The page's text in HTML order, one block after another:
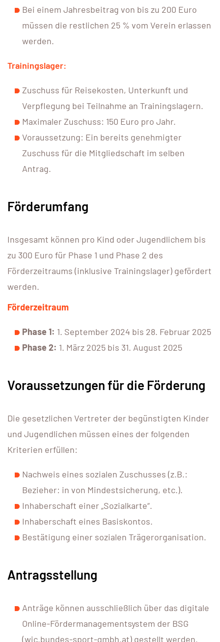
Bei einem Jahresbeitrag von bis zu 200 Euro
müssen die restlichen 25 % vom Verein erlassen
werden.
Trainingslager:
Zuschuss für Reisekosten, Unterkunft und
Verpflegung bei Teilnahme an Trainingslagern.
Maximaler Zuschuss: 150 Euro pro Jahr.
Voraussetzung: Ein bereits genehmigter
Zuschuss für die Mitgliedschaft im selben
Antrag.
Förderumfang
Insgesamt können pro Kind oder Jugendlichem bis
zu 300 Euro für Phase 1 und Phase 2 des
Förderzeitraums (inklusive Trainingslager) gefördert
werden.
Förderzeitraum
Phase 1: 1. September 2024 bis 28. Februar 2025
Phase 2: 1. März 2025 bis 31. August 2025
Voraussetzungen für die Förderung
Die gesetzlichen Vertreter der begünstigten Kinder
und Jugendlichen müssen eines der folgenden
Kriterien erfüllen:
Nachweis eines sozialen Zuschusses (z.B.:
Bezieher: in von Mindestsicherung, etc.).
Inhaberschaft einer „Sozialkarte“.
Inhaberschaft eines Basiskontos.
Bestätigung einer sozialen Trägerorganisation.
Antragsstellung
Anträge können ausschließlich über das digitale
Online-Fördermanagementsystem der BSG
(wic.bundes-sport-gmbh.at) gestellt werden.